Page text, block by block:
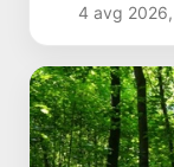
4 avg